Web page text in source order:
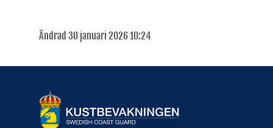
Ändrad 30 januari 2026 10:24